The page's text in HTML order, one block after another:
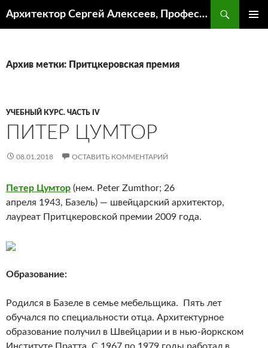
Архитектор Сергей Алексеев, Профессор кафедры ИА и АР ААИ ЮФУ
Архив метки: Притцкеровская премия
УЧЕБНЫЙ КУРС. ЧАСТЬ IV
ПИТЕР ЦУМТОР
08.01.2018 ОСТАВИТЬ КОММЕНТАРИЙ
Петер Цумтор (нем. Peter Zumthor; 26
апреля 1943, Базель) — швейцарский архитектор,
лауреат Притцкеровской премии 2009 года.
Образование:
Родился в Базеле в семье мебельщика. Пять лет
обучался по специальности отца. Архитектурное
образование получил в Швейцарии и в нью-йоркском